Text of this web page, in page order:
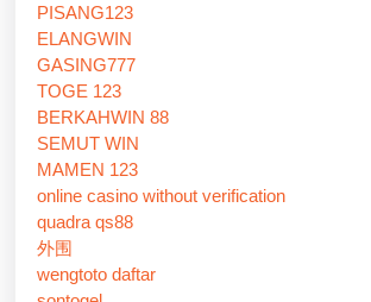
PISANG123
ELANGWIN
GASING777
TOGE 123
BERKAHWIN 88
SEMUT WIN
MAMEN 123
online casino without verification
quadra qs88
外围
wengtoto daftar